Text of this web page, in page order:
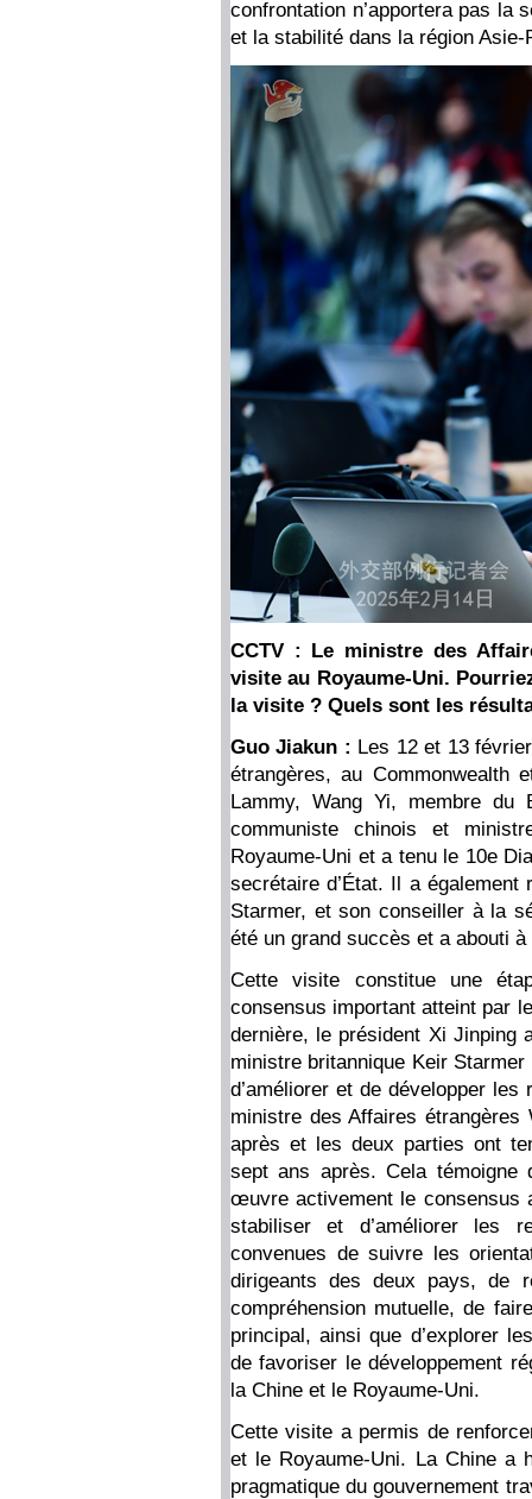
confrontation n’apportera pas la
et la stabilité dans la région
CCTV : Le ministre des
visite au Royaume-Uni.
la visite ? Quels sont les
Guo Jiakun : Les 12 et 13
étrangères, au Commonwealth
Lammy, Wang Yi, membre du
communiste chinois et
Royaume-Uni et a tenu le 10e
secrétaire d’État. Il a
Starmer, et son conseiller à la
été un grand succès et a abouti
Cette visite constitue une
consensus important atteint par
dernière, le président Xi Jinping
ministre britannique Keir
d’améliorer et de développer
ministre des Affaires étrangères
après et les deux parties ont
sept ans après. Cela
œuvre activement le consensus
stabiliser et d’améliorer les
convenues de suivre les
dirigeants des deux pays, de
compréhension mutuelle, de
principal, ainsi que d’explorer
de favoriser le développement
la Chine et le Royaume-Uni.
Cette visite a permis de
et le Royaume-Uni. La Chine a
pragmatique du gouvernement